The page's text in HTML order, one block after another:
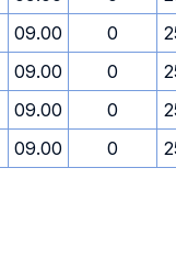
09.00 0
09.00 0
09.00 0
09.00 0